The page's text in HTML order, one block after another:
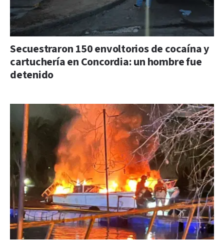
Secuestraron 150 envoltorios de cocaína y
cartuchería en Concordia: un hombre fue
detenido